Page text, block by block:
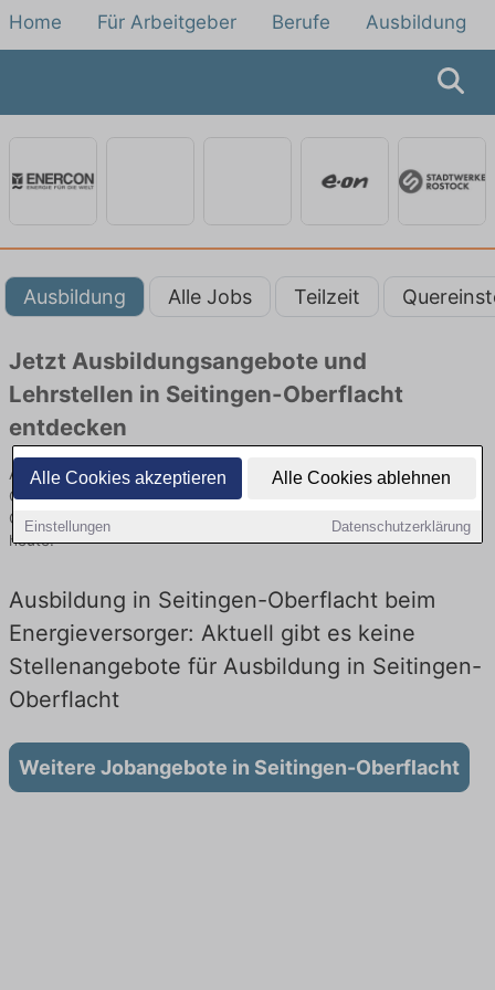
Alle Cookies akzeptieren Alle Cookies ablehnen
Einstellungen Datenschutzerklärung
Home Für Arbeitgeber Berufe Ausbildung
Ausbildung Alle Jobs Teilzeit
Jetzt Ausbildungsangebote und
Lehrstellen in Seitingen-Oberflacht
entdecken
Ausbildungsangebote beim Energieversorger in Seitingen-
Oberflacht finden Sie von namhaften Firmen. Entdecken Sie freie
Optionen von Top-Arbeitgebern und bewerben Sie sich noch
heute.
Ausbildung in Seitingen-Oberflacht beim
Energieversorger: Aktuell gibt es keine
Stellenangebote für Ausbildung in Seitingen-
Oberflacht
Weitere Jobangebote in Seitingen-Oberflacht